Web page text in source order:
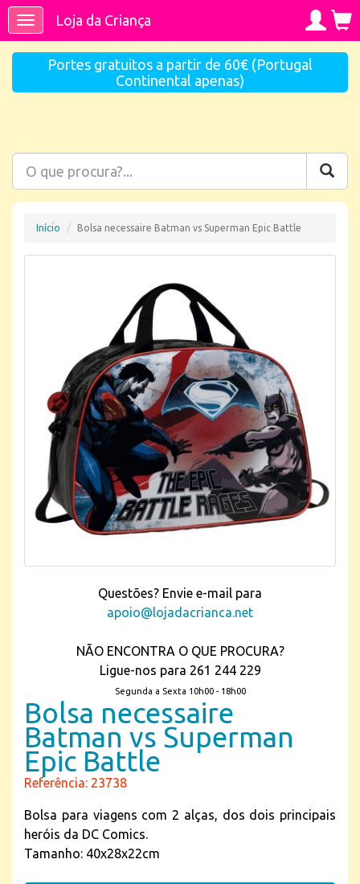
ToggleLoja da Criança
Portes gratuitos a partir de 60€ (Portugal
Continental apenas)
Início Bolsa necessaire Batman vs Superman Epic Battle
Questões? Envie e-mail para
apoio@lojadacrianca.net
NÃO ENCONTRA O QUE PROCURA?
Ligue-nos para 261 244 229
Segunda a Sexta 10h00 - 18h00
Bolsa necessaire
Batman vs Superman
Epic Battle
Referência: 23738
Bolsa para viagens com 2 alças, dos dois principais
heróis da DC Comics.
Tamanho: 40x28x22cm